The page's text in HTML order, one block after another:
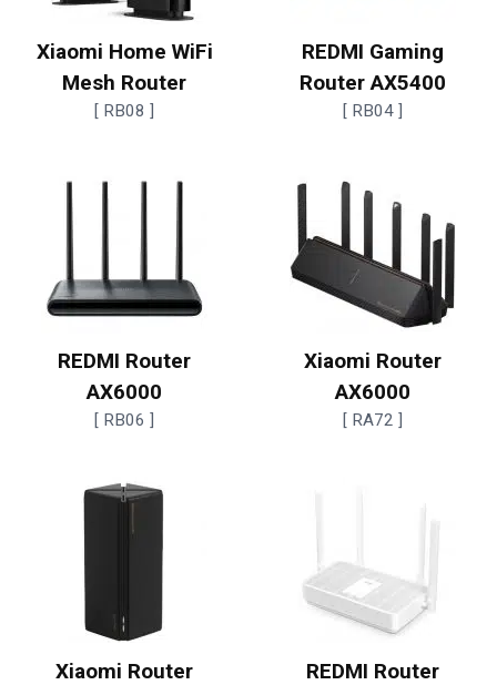
Xiaomi Home WiFi
Mesh Router
[ RB08 ]
REDMI Gaming
Router AX5400
[ RB04 ]
REDMI Router
AX6000
[ RB06 ]
Xiaomi Router
AX6000
[ RA72 ]
Xiaomi Router
REDMI Router